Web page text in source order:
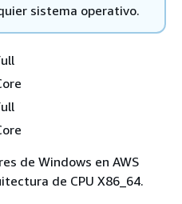
sistema operativo.
de Windows en AWS
de CPU X86_64.